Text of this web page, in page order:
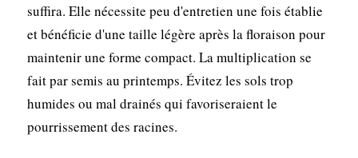
suffira. Elle nécessite peu d'entretien une fois établie
et bénéficie d'une taille légère après la floraison pour
maintenir une forme compact. La multiplication se
fait par semis au printemps. Évitez les sols trop
humides ou mal drainés qui favoriseraient le
pourrissement des racines.